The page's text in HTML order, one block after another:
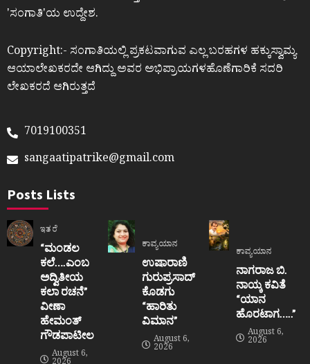
ʼಸಂಗಾತಿʼಯ ಉದ್ದೇಶ.
Copyright:- ಸಂಗಾತಿಯಲ್ಲಿ ಪ್ರಕಟವಾಗುವ ಎಲ್ಲ ಬರಹಗಳ ಹಕ್ಕುಸ್ವಾಮ್ಯ
ಆಯಾಲೇಖಕರದೇ ಆಗಿದ್ದು ಅವರ ಅಭಿಪ್ರಾಯಗಳಹೊಣೆಗಾರಿಕೆ ಸದರಿ
ಲೇಖಕರದೆ ಆಗಿರುತ್ತದೆ
7019100351
sangaatipatrike@gmail.com
Posts Lists
ಇತರೆ
“ಮಂಡಲ
ಕಲೆ….ಎಂಬ
ಅದ್ವಿತೀಯ
ಕಲಾ ರಚನೆ”‌
ವೀಣಾ
ಹೇಮಂತ್‌
ಗೌಡಪಾಟೀಲ
August 6,
ಕಾವ್ಯಯಾನ
ಉಷಾರಾಣಿ
ಗುರುಪ್ರಸಾದ್
ಕೊಡಗು
“ಹಾರಿತು
ವಿಮಾನ”
August 6,
2026
ಕಾವ್ಯಯಾನ
ನಾಗರಾಜ ಬಿ.
ನಾಯ್ಕ ಕವಿತೆ
“ಯಾನ
ಹೊರಟಾಗ…..”
August 6,
2026